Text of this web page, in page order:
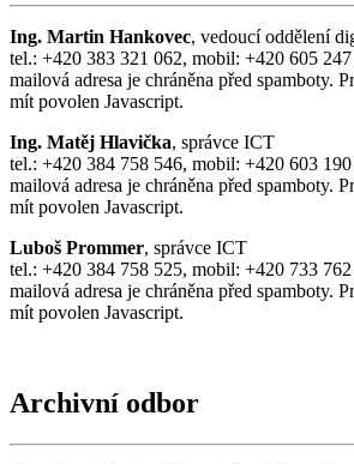
Ing. Martin Hankovec, vedoucí oddělení
tel.: +420 383 321 062, mobil: +420 605
mailová adresa je chráněna před spamboty.
mít povolen Javascript.
Ing. Matěj Hlavička, správce ICT
tel.: +420 384 758 546, mobil: +420 603
mailová adresa je chráněna před spamboty.
mít povolen Javascript.
Luboš Prommer, správce ICT
tel.: +420 384 758 525, mobil: +420 733
mailová adresa je chráněna před spamboty.
mít povolen Javascript.
Archivní odbor